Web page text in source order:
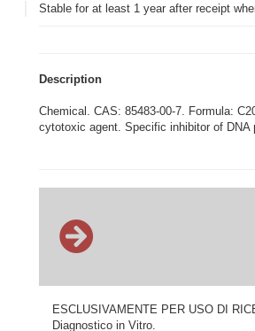
Stable for at least 1 year after receipt
Description
Chemical. CAS: 85483-00-7. Formula:
cytotoxic agent. Specific inhibitor of DNA
ESCLUSIVAMENTE PER USO DI
Diagnostico in Vitro.